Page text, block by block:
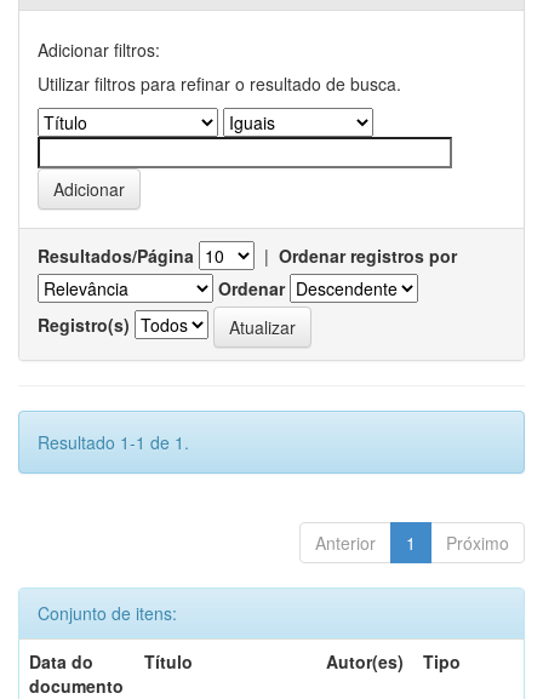
Adicionar filtros:
Utilizar filtros para refinar o resultado de busca.
Resultados/Página | Ordenar registros por
Ordenar
Registro(s)
Resultado 1-1 de 1.
Anterior 1 Próximo
Conjunto de itens:
Data do
documento
Título Autor(es) Tipo